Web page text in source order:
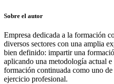
Sobre el autor
Empresa dedicada a la formación
diversos sectores con una amplia
bien definido: impartir una
aplicando una metodología actual
formación continuada como uno
ejercicio profesional.